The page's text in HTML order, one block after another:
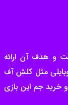
شده است و هدف آن ارائه
مثل کلش آف
خرید جم این بازی